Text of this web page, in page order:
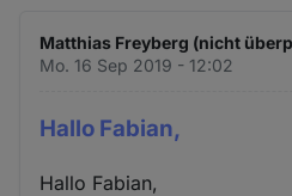
Matthias Freyberg (nicht
Mo. 16 Sep 2019 - 12:02
Hallo Fabian,
Hallo Fabian,